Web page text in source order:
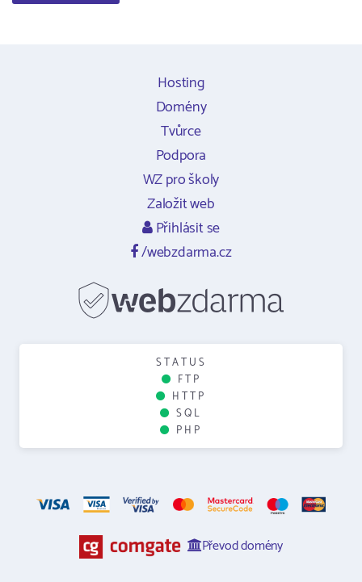
Hosting
Domény
Tvůrce
Podpora
WZ pro školy
Založit web
Přihlásit se
/webzdarma.cz
STATUS
FTP
HTTP
SQL
PHP
Převod domény